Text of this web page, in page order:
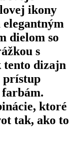
ikony
dielom so
s
tento dizajn
prístup
ktoré
tak, ako to